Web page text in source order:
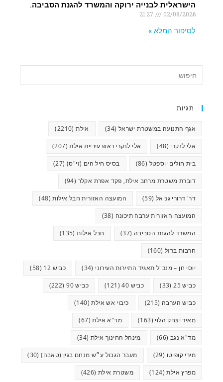
הישראלית לבנייה ירוקה והמשרד להגנת הסביבה.
02/08/2026
לסיפור המלא »
תגיות
אגף התנועה במשטרת ישראל (34) אילת(2210)
אלי לנקרי (48) אלי לנקרי ראש עיריית אילת(207)
בית חולים יוספטל (86) בסיס חיל הים (זי"ס) (27)
דוברת משטרת מרחב אילת, פקד אפרת אקלר (94)
דר' דרורי גניאל (59) המועצה האזורית חבל אילות(48)
המועצה האזורית ערבה תיכונה (38)
המשרד להגנת הסביבה (37) חבל אילות(135)
חרבות ברזל (160)
יוסי חן – מנכ"ל תאגיד התיירות העירוני (34) כביש 12 (58)
כביש 25 (33) כביש 40 (121) כביש 90 (222)
כביש הערבה (215) כיבוי אש אילת(140)
מאיר יצחק הלוי (163) מד"א אילת(67)
מד"א נגב (66) מינהל החינוך אילת (34)
מירי קופיטו (29) מעבר הגבול ע״ש מנחם בגין (טאבה)(30)
מפרץ אילת(124) משטרת אילת (426)